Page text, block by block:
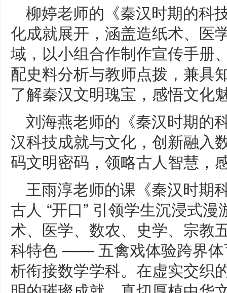
柳婷老师的《秦汉时期的科
化成就展开，涵盖造纸术、医
域，以小组合作制作宣传手册
配史料分析与教师点拨，兼具
了解秦汉文明瑰宝，感悟文化
刘海燕老师的《秦汉时期的
汉科技成就与文化，创新融入
码文明密码，领略古人智慧，
王雨淳老师的课《秦汉时期
古人 “开口” 引领学生沉浸式
术、医学、数农、史学、宗教
科特色 —— 五禽戏体验跨界体
析衔接数学学科。在虚实交织